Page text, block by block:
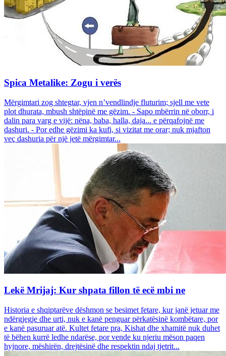
Spica Metalike: Zogu i verës
Mërgimtari zog shtegtar, vjen n’vendlindje fluturim; sjell me vete
plot dhurata, mbush shtëpinë me gëzim. - Sapo mbërrin në oborr, i
dalin para varg e vijë: nëna, baba, halla, daja... e përqafojnë me
dashuri. - Por edhe gëzimi ka kufi, si vizitat me orar; nuk mjafton
veç dashuria për një jetë mërgimtar...
Lekë Mrijaj: Kur shpata fillon të ecë mbi ne
Historia e shqiptarëve dëshmon se besimet fetare, kur janë jetuar me
ndërgjegje dhe urti, nuk e kanë penguar përkatësinë kombëtare, por
e kanë pasuruar atë. Kultet fetare pra, Kishat dhe xhamitë nuk duhet
të bëhen kurrë ledhe ndarëse, por vende ku njeriu mëson paqen
hyjnore, mëshirën, drejtësinë dhe respektin ndaj tjetrit...